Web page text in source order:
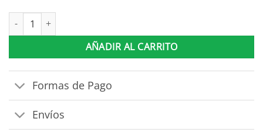
Sillon Sofa 2 Cuerpos Retractil Tapizado Terciopelo cantidad
AÑADIR AL CARRITO
Formas de Pago
Envíos